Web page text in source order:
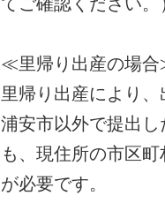
≪里帰り出産の場
里帰り出産により、
浦安市以外で提出し
も、現住所の市区
が必要です。